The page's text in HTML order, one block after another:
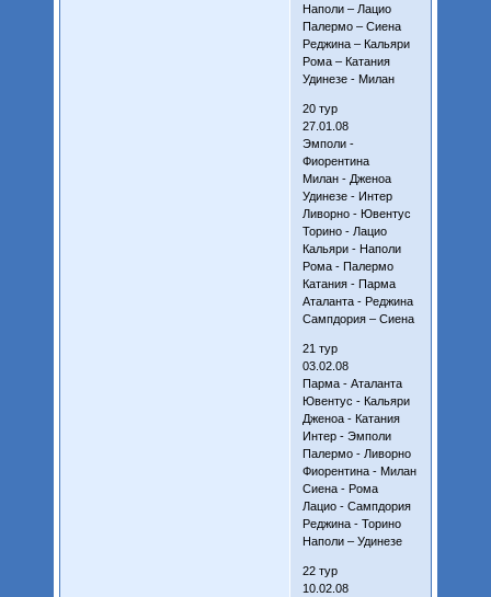
Наполи – Лацио
Палермо – Сиена
Реджина – Кальяри
Рома – Катания
Удинезе - Милан
20 тур
27.01.08
Эмполи -
Фиорентина
Милан - Дженоа
Удинезе - Интер
Ливорно - Ювентус
Торино - Лацио
Кальяри - Наполи
Рома - Палермо
Катания - Парма
Аталанта - Реджина
Сампдория – Сиена
21 тур
03.02.08
Парма - Аталанта
Ювентус - Кальяри
Дженоа - Катания
Интер - Эмполи
Палермо - Ливорно
Фиорентина - Милан
Сиена - Рома
Лацио - Сампдория
Реджина - Торино
Наполи – Удинезе
22 тур
10.02.08